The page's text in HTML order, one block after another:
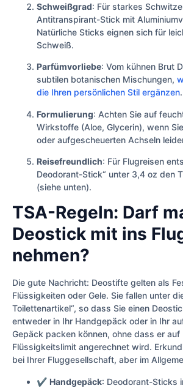
Schweißgrad: Für starkes
Antitranspirant-Stick mit
Natürliche Sticks eignen sich für
Schweiß.
Parfümvorliebe: Vom kühnen Brut
subtilen botanischen Mischungen,
die Ihren persönlichen Stil ergänzen.
Formulierung: Achten Sie auf
Wirkstoffe (Aloe, Glycerin), wenn
oder aufgescheuerten Achseln
Reisefreundlich: Für Flugreisen
Deodorant-Stick“ unter 3,4 oz den
(siehe unten).
TSA-Regeln: Darf
Deostick mit ins
nehmen?
Die gute Nachricht: Deostifte gelten als
Flüssigkeiten oder Gele. Sie fallen unter
Toilettenartikel“, so dass Sie einen
entweder in Ihr Handgepäck oder in Ihr
Gepäck packen können, ohne dass er auf
Flüssigkeitslimit angerechnet wird.
bei Ihrer Fluggesellschaft, aber im
✔ Handgepäck: Deodorant-Sticks